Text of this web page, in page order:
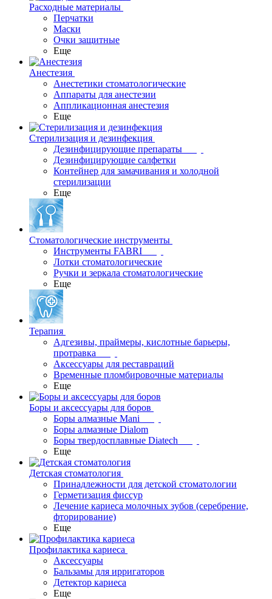
Расходные материалы
Перчатки
Маски
Очки защитные
Еще
Анестезия
Анестетики стоматологические
Аппараты для анестезии
Аппликационная анестезия
Еще
Стерилизация и дезинфекция
Дезинфицирующие препараты
Дезинфицирующие салфетки
Контейнер для замачивания и холодной
стерилизации
Еще
Стоматологические инструменты
Инструменты FABRI
Лотки стоматологические
Ручки и зеркала стоматологические
Еще
Терапия
Адгезивы, праймеры, кислотные барьеры,
протравка
Аксессуары для реставраций
Временные пломбировочные материалы
Еще
Боры и аксессуары для боров
Боры алмазные Mani
Боры алмазные Dialom
Боры твердосплавные Diatech
Еще
Детская стоматология
Принадлежности для детской стоматологии
Герметизация фиссур
Лечение кариеса молочных зубов (серебрение,
фторирование)
Еще
Профилактика кариеса
Аксессуары
Бальзамы для ирригаторов
Детектор кариеса
Еще